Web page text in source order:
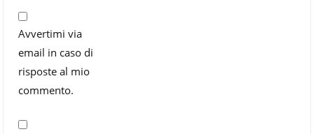
Avvertimi via
email in caso di
risposte al mio
commento.